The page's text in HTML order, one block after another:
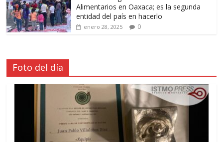
Alimentarios en Oaxaca; es la segunda
entidad del país en hacerlo
enero 28, 2025 0
Foto del día